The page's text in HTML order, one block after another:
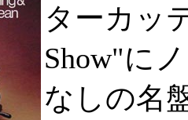
ターカッ
Show"に
なしの名